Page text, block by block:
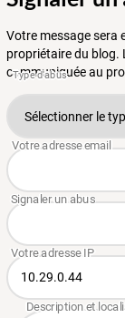
Votre message sera
propriétaire du blog.
communiquée au